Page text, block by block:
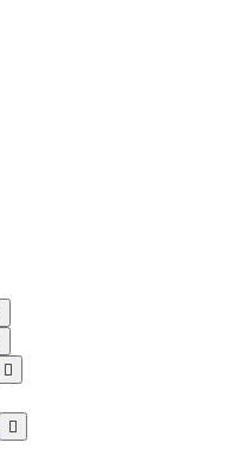

